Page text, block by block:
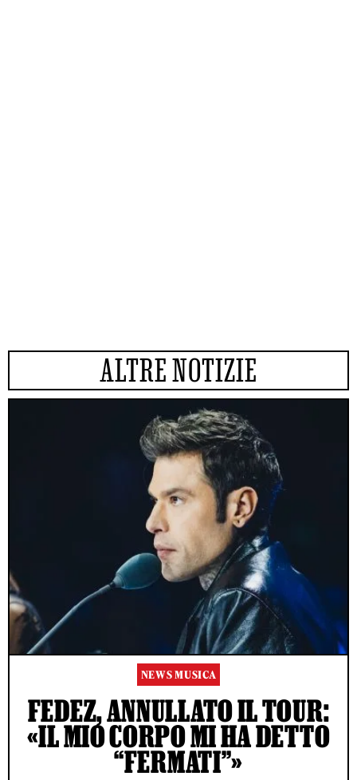
ALTRE NOTIZIE
NEWS MUSICA
FEDEZ, ANNULLATO IL TOUR:
«IL MIO CORPO MI HA DETTO
“FERMATI”»